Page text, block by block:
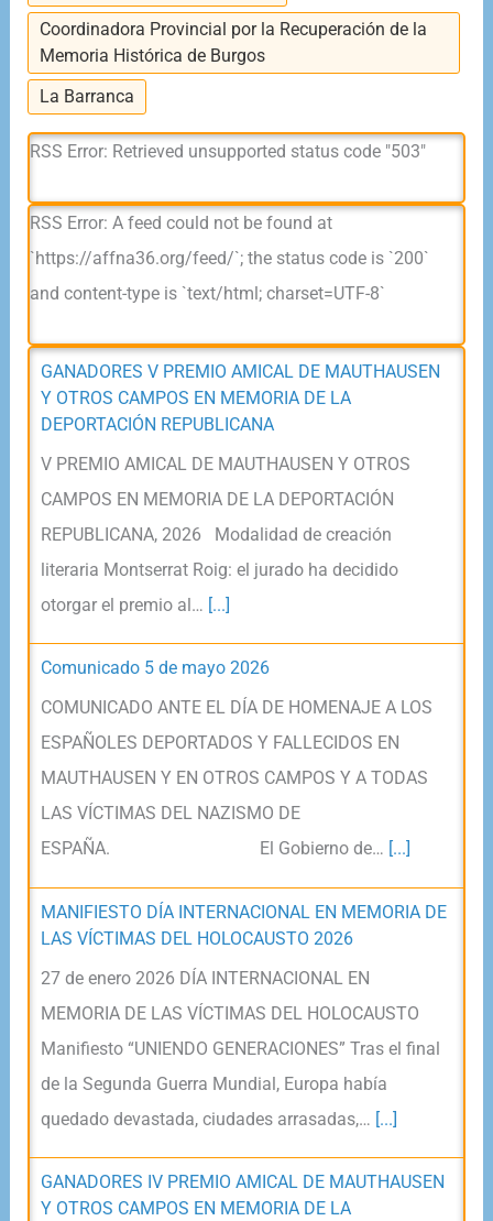
Coordinadora Provincial por la Recuperación de la
Memoria Histórica de Burgos
La Barranca
RSS Error: Retrieved unsupported status code "503"
RSS Error: A feed could not be found at
`https://affna36.org/feed/`; the status code is `200`
and content-type is `text/html; charset=UTF-8`
GANADORES V PREMIO AMICAL DE MAUTHAUSEN
Y OTROS CAMPOS EN MEMORIA DE LA
DEPORTACIÓN REPUBLICANA
V PREMIO AMICAL DE MAUTHAUSEN Y OTROS
CAMPOS EN MEMORIA DE LA DEPORTACIÓN
REPUBLICANA, 2026 Modalidad de creación
literaria Montserrat Roig: el jurado ha decidido
otorgar el premio al… [...]
Comunicado 5 de mayo 2026
COMUNICADO ANTE EL DÍA DE HOMENAJE A LOS
ESPAÑOLES DEPORTADOS Y FALLECIDOS EN
MAUTHAUSEN Y EN OTROS CAMPOS Y A TODAS
LAS VÍCTIMAS DEL NAZISMO DE
ESPAÑA. El Gobierno de… [...]
MANIFIESTO DÍA INTERNACIONAL EN MEMORIA DE
LAS VÍCTIMAS DEL HOLOCAUSTO 2026
27 de enero 2026 DÍA INTERNACIONAL EN
MEMORIA DE LAS VÍCTIMAS DEL HOLOCAUSTO
Manifiesto “UNIENDO GENERACIONES” Tras el final
de la Segunda Guerra Mundial, Europa había
quedado devastada, ciudades arrasadas,… [...]
GANADORES IV PREMIO AMICAL DE MAUTHAUSEN
Y OTROS CAMPOS EN MEMORIA DE LA